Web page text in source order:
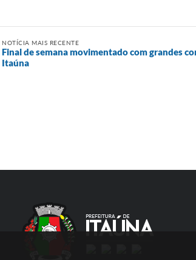
NOTÍCIA MAIS RECENTE
Final de semana movimentado com grandes
Itaúna